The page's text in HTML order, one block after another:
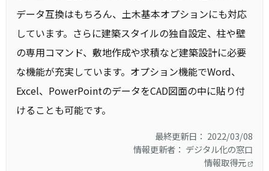
データ互換はもちろん、土木基本オプションにも対応
しています。さらに建築スタイルの独自設定、柱や壁
の専用コマンド、敷地作成や求積など建築設計に必要
な機能が充実しています。オプション機能でWord、
Excel、PowerPointのデータをCAD図面の中に貼り付
けることも可能です。
最終更新日： 2022/03/08
情報更新者： デジタル化の窓口
情報取得元